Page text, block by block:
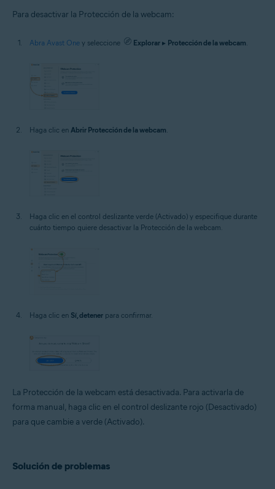
Para desactivar la Protección de la webcam:
Abra Avast One y seleccione Explorar ▸ Protección de la webcam
Haga clic en Abrir Protección de la webcam
Haga clic en el control deslizante verde (Activado) y especifique durante
cuánto tiempo quiere desactivar la Protección de la webcam.
Haga clic en Sí, detener para confirmar.
La Protección de la webcam está desactivada. Para activarla de
forma manual, haga clic en el control deslizante rojo (Desactivado)
para que cambie a verde (Activado).
Solución de problemas